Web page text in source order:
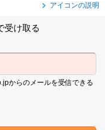
アイコンの説明
受け取る
からのメールを受信できる